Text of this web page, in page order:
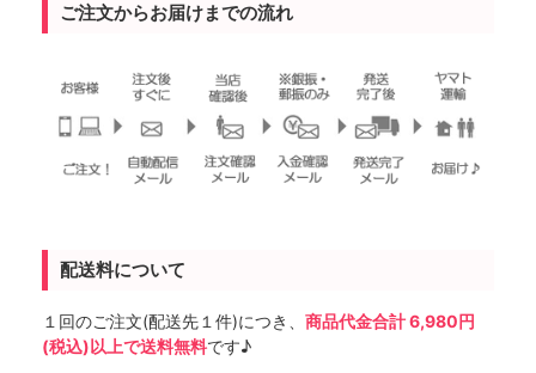
ご注文からお届けまでの流れ
配送料について
１回のご注文(配送先１件)につき、 商品代金合計 6,980円
(税込)以上で送料無料です♪